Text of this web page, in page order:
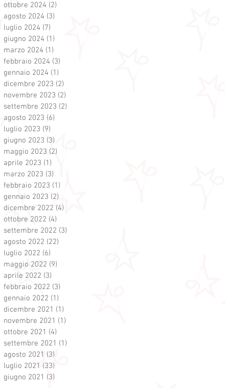
ottobre 2024 (2)
agosto 2024 (3)
luglio 2024 (7)
giugno 2024 (1)
marzo 2024 (1)
febbraio 2024 (3)
gennaio 2024 (1)
dicembre 2023 (2)
novembre 2023 (2)
settembre 2023 (2)
agosto 2023 (6)
luglio 2023 (9)
giugno 2023 (3)
maggio 2023 (2)
aprile 2023 (1)
marzo 2023 (3)
febbraio 2023 (1)
gennaio 2023 (2)
dicembre 2022 (4)
ottobre 2022 (4)
settembre 2022 (3)
agosto 2022 (22)
luglio 2022 (6)
maggio 2022 (9)
aprile 2022 (3)
febbraio 2022 (3)
gennaio 2022 (1)
dicembre 2021 (1)
novembre 2021 (1)
ottobre 2021 (4)
settembre 2021 (1)
agosto 2021 (3)
luglio 2021 (33)
giugno 2021 (3)